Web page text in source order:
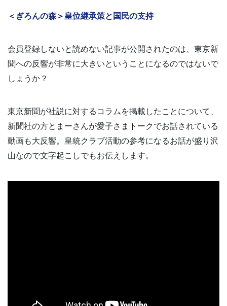
＜ぎろんの森＞皇位継承策と国民の支持
会員登録しないと読めない記事が公開されたのは、東京新
聞への反響が非常に大きいということになるのではないで
しょうか？
東京新聞が社説に対するコラムを掲載したことについて、
新聞社の方とまーさんが愛子さまトークでお話されている
動画も大反響。皇統クラブ活動の参考になるお話が盛り沢
山なので文字起こしでもお伝えします。